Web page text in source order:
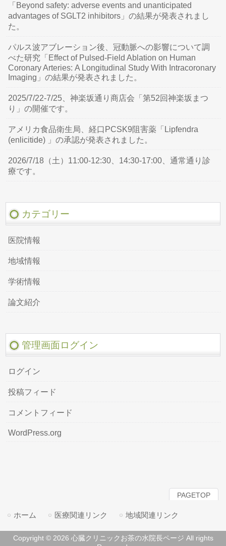
「Beyond safety: adverse events and unanticipated
advantages of SGLT2 inhibitors」の結果が発表されまし
た。
パルス波アブレーション後、冠動脈への影響について調
べた研究「Effect of Pulsed-Field Ablation on Human
Coronary Arteries: A Longitudinal Study With Intracoronary
Imaging」の結果が発表されました。
2025/7/22-7/25、神楽坂通り商店会「第52回神楽坂まつ
り」の開催です。
アメリカ食品衛生局、経口PCSK9阻害薬「Lipfendra
(enlicitide) 」の承認が発表されました。
2026/7/18（土）11:00-12:30、14:30-17:00、通常通り診
療です。
カテゴリー
医院情報
地域情報
学術情報
論文紹介
管理画面ログイン
ログイン
投稿フィード
コメントフィード
WordPress.org
PAGETOP
ホーム 医療関連リンク 地域関連リンク
Copyright © 2026 心臓クリニックお茶の水院長ページ All rights